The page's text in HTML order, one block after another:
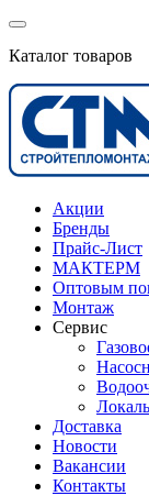
Каталог товаров
Акции
Бренды
Прайс-Лист
МАКТЕРМ
Оптовым
Монтаж
Сервис
Доставка
Новости
Вакансии
Контакты